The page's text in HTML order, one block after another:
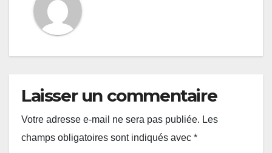
Laisser un commentaire
Votre adresse e-mail ne sera pas publiée. Les
champs obligatoires sont indiqués avec *